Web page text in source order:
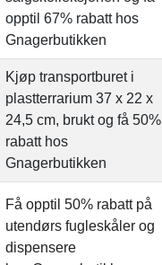
opptil 67% rabatt hos
Gnagerbutikken
Kjøp transportburet i
plastterrarium 37 x 22 x
24,5 cm, brukt og få 50%
rabatt hos
Gnagerbutikken
Få opptil 50% rabatt på
utendørs fugleskåler og
dispensere